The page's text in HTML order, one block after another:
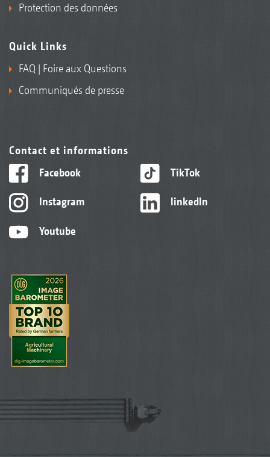
Protection des données
Quick Links
FAQ | Foire aux Questions
Communiqués de presse
Contact et informations
Facebook
Instagram
Youtube
TikTok
linkedIn